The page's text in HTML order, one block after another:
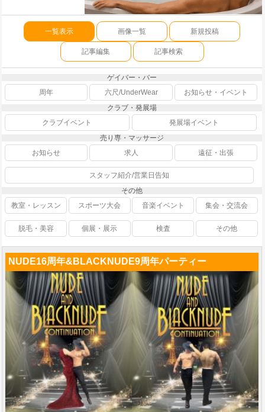
一覧表示 画像一覧 新規投稿
記事編集 記事検索
ゲイバー・バー
周年
六尺/UnderWear
お知らせ・イベント
クラブ・発展場
クラブイベント
発展場イベント
売り専・マッサージ
お知らせ
求人 遠征・出張
スタッフ紹介/営業日告知
その他
教室・レッスン
スポーツ大会 音楽イベント 集会・交流会
脱毛・美容 個展・展示 検査 その他
NUDE16周年&BLACKNUDE9周年パーティー